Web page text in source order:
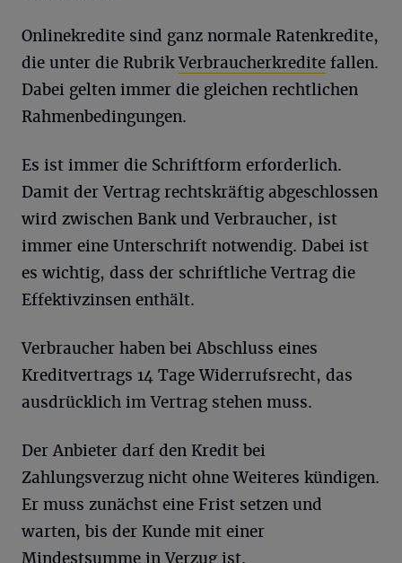
Onlinekredite sind ganz normale Ratenkredite,
die unter die RubrikVerbraucherkredite fallen.
Dabei gelten immer die gleichen rechtlichen
Rahmenbedingungen.
Es ist immer die Schriftform erforderlich.
Damit der Vertrag rechtskräftig abgeschlossen
wird zwischen Bank und Verbraucher, ist
immer eine Unterschrift notwendig. Dabei ist
es wichtig, dass der schriftliche Vertrag die
Effektivzinsen enthält.
Verbraucher haben bei Abschluss eines
Kreditvertrags 14 Tage Widerrufsrecht, das
ausdrücklich im Vertrag stehen muss.
Der Anbieter darf den Kredit bei
Zahlungsverzug nicht ohne Weiteres kündigen.
Er muss zunächst eine Frist setzen und
warten, bis der Kunde mit einer
Mindestsumme in Verzug ist.